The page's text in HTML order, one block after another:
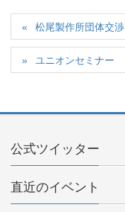
松尾製作所団体交渉
ユニオンセミナー
公式ツイッター
直近のイベント